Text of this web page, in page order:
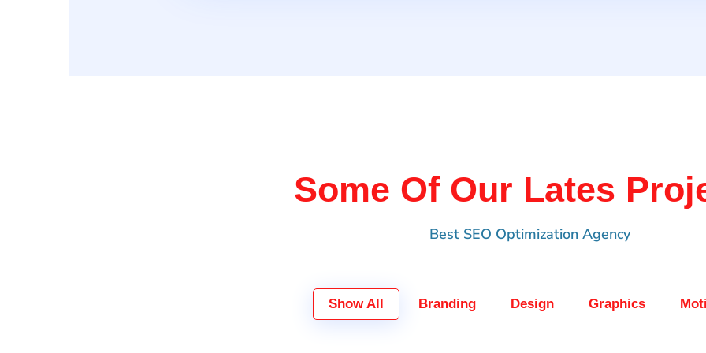
Some Of Our Lates
Best SEO Optimization Agency
Show All Branding Design Graphics